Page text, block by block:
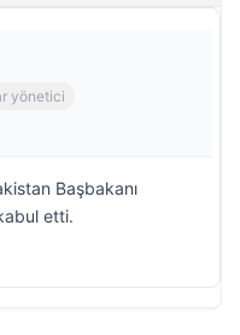
yönetici
Başbakanı
etti.